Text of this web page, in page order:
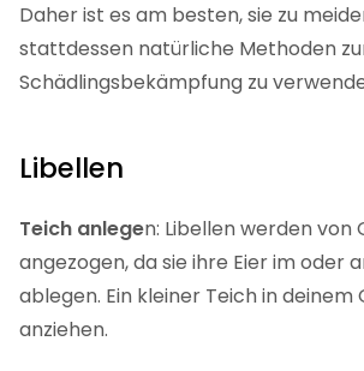
Daher ist es am besten, sie zu
stattdessen natürliche Methoden
Schädlingsbekämpfung zu
Libellen
Teich anlegen: Libellen werden von
angezogen, da sie ihre Eier im oder
ablegen. Ein kleiner Teich in deinem
anziehen.